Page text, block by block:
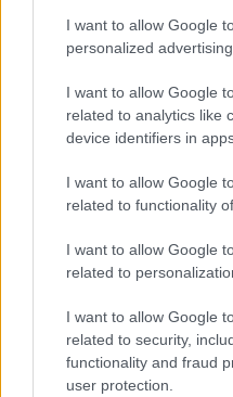
I want to allow Google
personalized advertising.
I want to allow Google
related to analytics like
device identifiers in
I want to allow Google
related to functionality
I want to allow Google
related to
I want to allow Google
related to security,
functionality and fraud
user protection.
ΟΛΕΣ ΟΙ ΕΙΔΗΣΕΙΣ
Πανελλαδικές 2026:
-Γρίφος οι βάσεις, ποια
Συζήτηση υψηλού
στην εκδήλωση για τα 15
Το Ελ Νίνιο άρχισε να
μπορεί να εξελιχθεί σε